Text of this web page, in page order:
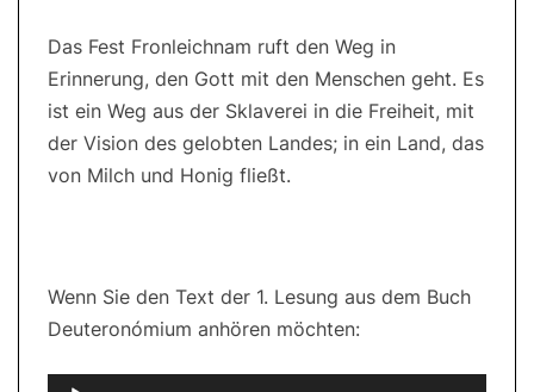
Das Fest Fronleichnam ruft den Weg in
Erinnerung, den Gott mit den Menschen geht. Es
ist ein Weg aus der Sklaverei in die Freiheit, mit
der Vision des gelobten Landes; in ein Land, das
von Milch und Honig fließt.
Wenn Sie den Text der 1. Lesung aus dem Buch
Deuteronómium anhören möchten: